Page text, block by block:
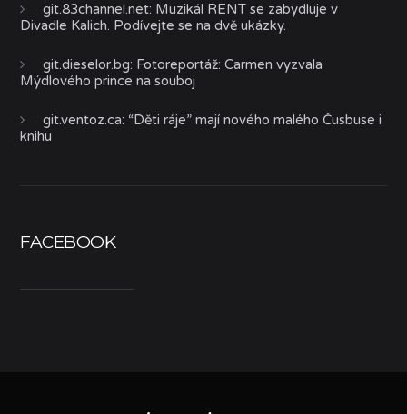
git.83channel.net: Muzikál RENT se zabydluje v
Divadle Kalich. Podívejte se na dvě ukázky.
git.dieselor.bg: Fotoreportáž: Carmen vyzvala
Mýdlového prince na souboj
git.ventoz.ca: “Děti ráje” mají nového malého Čusbuse i
knihu
FACEBOOK